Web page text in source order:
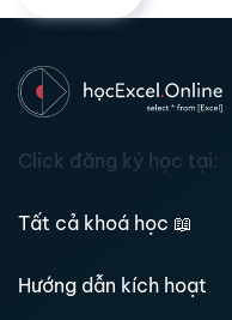
Click đăng ký học tại:
Tất cả khoá học 📖
Hướng dẫn kích hoạt